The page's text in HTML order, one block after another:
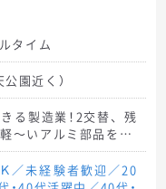
タイム
園近く）
る製造業！2交替、残
軽～いアルミ部品を…
／未経験者歓迎／20